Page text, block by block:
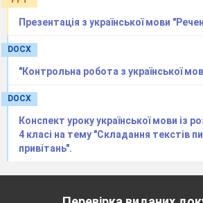
Отже, починаємо інтерактивну гру-
веселі та кмітливі, українці милі!»
6. ПРЕДСТАВЛЕННЯ КОМАНД
Ваше привітання :
«Любіте нашу
зброї гостре слово».
Ваш девіз:
Презентація з української мови
DOCX
"Контрольна робота з української
DOCX
Конспект уроку української мови із
4 класі на тему "Складання текстів
привітань".